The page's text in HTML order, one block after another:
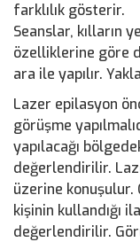
farklılık gösterir.
Seanslar, kılların
özelliklerine göre
ara ile yapılır.
Lazer epilasyon
görüşme
yapılacağı
değerlendirilir.
üzerine konuşulur.
kişinin kullandığı
değerlendirilir.